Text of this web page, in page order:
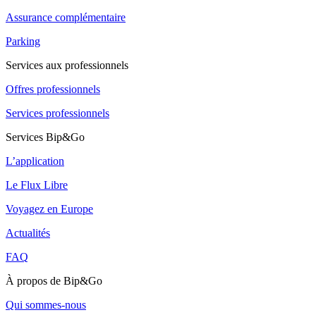
Assurance complémentaire
Parking
Services aux professionnels
Offres professionnels
Services professionnels
Services Bip&Go
L’application
Le Flux Libre
Voyagez en Europe
Actualités
FAQ
À propos de Bip&Go
Qui sommes-nous